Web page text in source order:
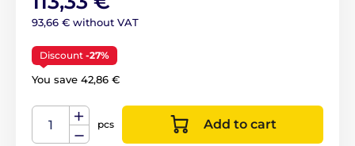
93,66 € without VAT
Discount -27%
You save 42,86 €
pcs Add to cart